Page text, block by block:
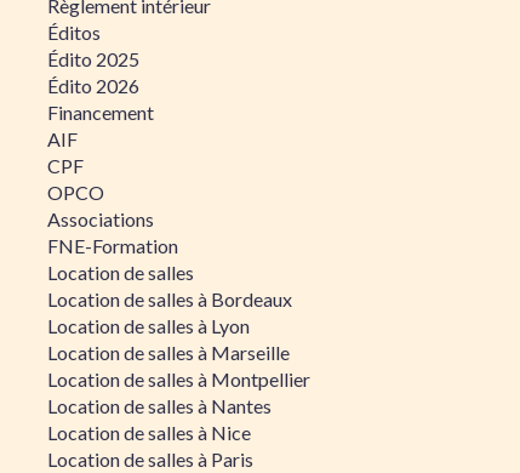
Règlement intérieur
Éditos
Édito 2025
Édito 2026
Financement
AIF
CPF
OPCO
Associations
FNE-Formation
Location de salles
Location de salles à Bordeaux
Location de salles à Lyon
Location de salles à Marseille
Location de salles à Montpellier
Location de salles à Nantes
Location de salles à Nice
Location de salles à Paris